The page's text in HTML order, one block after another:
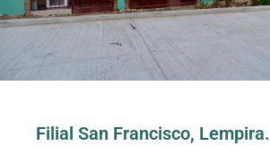
Filial San Francisco, Lempira.